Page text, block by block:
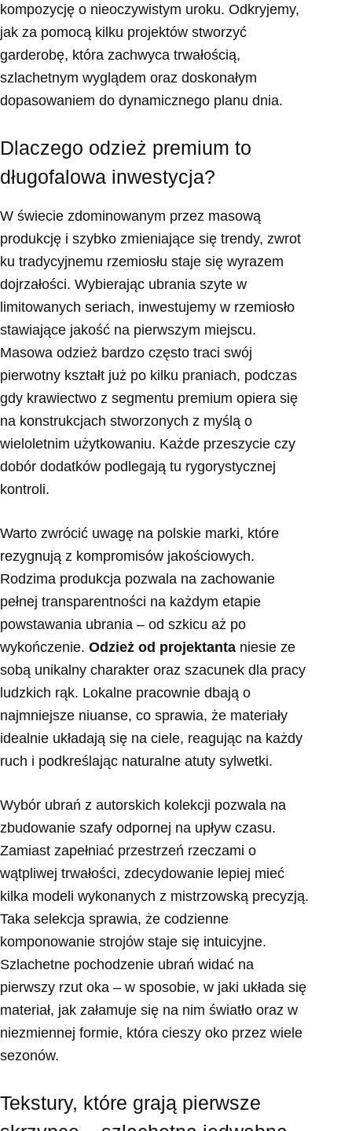
kompozycję o nieoczywistym uroku. Odkryjemy,
jak za pomocą kilku projektów stworzyć
garderobę, która zachwyca trwałością,
szlachetnym wyglądem oraz doskonałym
dopasowaniem do dynamicznego planu dnia.
Dlaczego odzież premium to
długofalowa inwestycja?
W świecie zdominowanym przez masową
produkcję i szybko zmieniające się trendy, zwrot
ku tradycyjnemu rzemiosłu staje się wyrazem
dojrzałości. Wybierając ubrania szyte w
limitowanych seriach, inwestujemy w rzemiosło
stawiające jakość na pierwszym miejscu.
Masowa odzież bardzo często traci swój
pierwotny kształt już po kilku praniach, podczas
gdy krawiectwo z segmentu premium opiera się
na konstrukcjach stworzonych z myślą o
wieloletnim użytkowaniu. Każde przeszycie czy
dobór dodatków podlegają tu rygorystycznej
kontroli.
Warto zwrócić uwagę na polskie marki, które
rezygnują z kompromisów jakościowych.
Rodzima produkcja pozwala na zachowanie
pełnej transparentności na każdym etapie
powstawania ubrania – od szkicu aż po
wykończenie. Odzież od projektanta niesie ze
sobą unikalny charakter oraz szacunek dla pracy
ludzkich rąk. Lokalne pracownie dbają o
najmniejsze niuanse, co sprawia, że materiały
idealnie układają się na ciele, reagując na każdy
ruch i podkreślając naturalne atuty sylwetki.
Wybór ubrań z autorskich kolekcji pozwala na
zbudowanie szafy odpornej na upływ czasu.
Zamiast zapełniać przestrzeń rzeczami o
wątpliwej trwałości, zdecydowanie lepiej mieć
kilka modeli wykonanych z mistrzowską precyzją.
Taka selekcja sprawia, że codzienne
komponowanie strojów staje się intuicyjne.
Szlachetne pochodzenie ubrań widać na
pierwszy rzut oka – w sposobie, w jaki układa się
materiał, jak załamuje się na nim światło oraz w
niezmiennej formie, która cieszy oko przez wiele
sezonów.
Tekstury, które grają pierwsze